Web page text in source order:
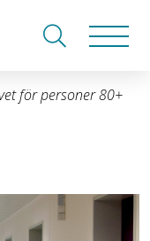
för personer 80+